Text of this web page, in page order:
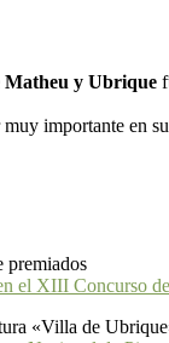
Matheu y Ubrique
importante en
el XIII Concurso